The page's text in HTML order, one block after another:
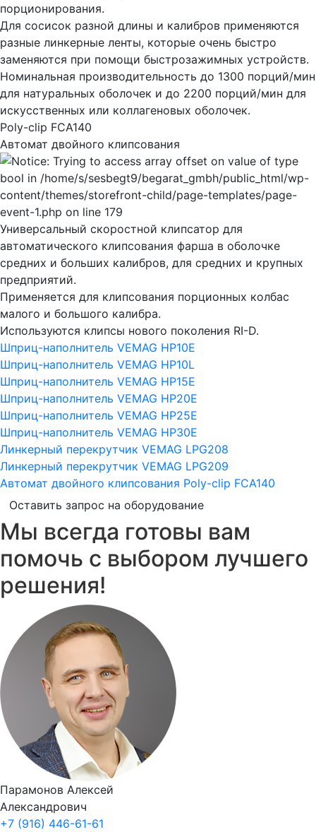
порционирования.
Для сосисок разной длины и калибров применяются
разные линкерные ленты, которые очень быстро
заменяются при помощи быстрозажимных устройств.
Номинальная производительность до 1300 порций/мин
для натуральных оболочек и до 2200 порций/мин для
искусственных или коллагеновых оболочек.
Poly-clip FCA140
Автомат двойного клипсования
Универсальный скоростной клипсатор для
автоматического клипсования фарша в оболочке
средних и больших калибров, для средних и крупных
предприятий.
Применяется для клипсования порционных колбас
малого и большого калибра.
Используются клипсы нового поколения RI-D.
Шприц-наполнитель VEMAG HP10E
Шприц-наполнитель VEMAG HP10L
Шприц-наполнитель VEMAG HP15E
Шприц-наполнитель VEMAG HP20E
Шприц-наполнитель VEMAG HP25E
Шприц-наполнитель VEMAG HP30E
Линкерный перекрутчик VEMAG LPG208
Линкерный перекрутчик VEMAG LPG209
Автомат двойного клипсования Poly-clip FCA140
Оставить запрос на оборудование
Мы всегда готовы вам
помочь с выбором лучшего
решения!
Парамонов Алексей
Александрович
+7 (916) 446-61-61